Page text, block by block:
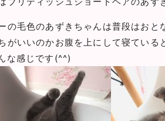
の毛色のあずきちゃんは普段はおと
がいいのかお腹を上にして寝ている
な感じです(^^)